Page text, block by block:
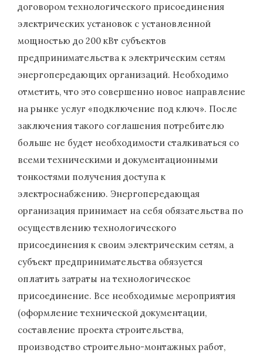
договором технологического присоединения
электрических установок с установленной
мощностью до 200 кВт субъектов
предпринимательства к электрическим сетям
энергопередающих организаций. Необходимо
отметить, что это совершенно новое направление
на рынке услуг «подключение под ключ». После
заключения такого соглашения потребителю
больше не будет необходимости сталкиваться со
всеми техническими и документационными
тонкостями получения доступа к
электроснабжению. Энергопередающая
организация принимает на себя обязательства по
осуществлению технологического
присоединения к своим электрическим сетям, а
субъект предпринимательства обязуется
оплатить затраты на технологическое
присоединение. Все необходимые мероприятия
(оформление технической документации,
составление проекта строительства,
производство строительно-монтажных работ,